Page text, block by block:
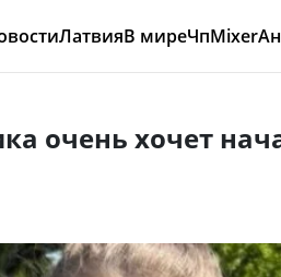
ЛатвияВ миреЧпMixer
очень хочет